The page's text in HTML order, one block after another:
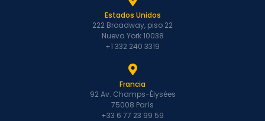
Estados Unidos
222 Broadway, piso 22
Nueva York 10038
+1 332 240 3319
Francia
92 Av. Champs-Élysées
75008 París
+33 6 77 23 99 59